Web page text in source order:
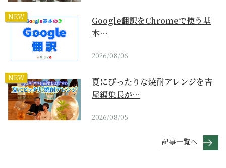
NEW
Google翻訳をChromeで使う基
本…
2026/08/06
NEW
夏にぴったりな焼酎アレンジを吉
尾編集長が…
2026/08/05
記事一覧へ